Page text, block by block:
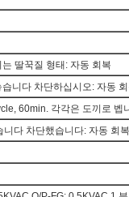
딸꾹질 형태: 자동 회복
니다 차단하십시오: 자동
60min. 각각은 도끼로 벱
니다 차단했습니다: 자동 회복